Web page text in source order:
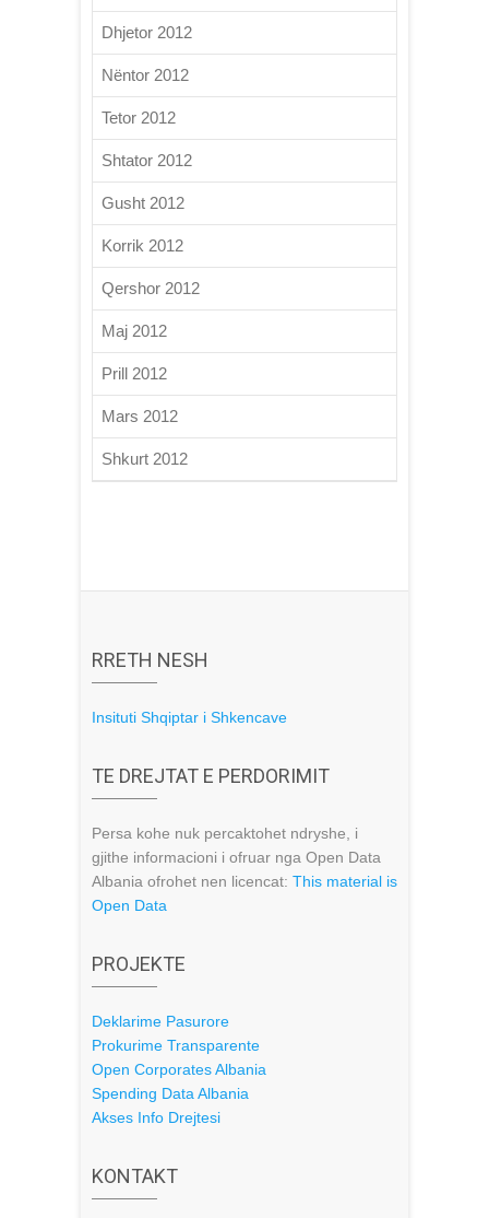
Dhjetor 2012
Nëntor 2012
Tetor 2012
Shtator 2012
Gusht 2012
Korrik 2012
Qershor 2012
Maj 2012
Prill 2012
Mars 2012
Shkurt 2012
RRETH NESH
Insituti Shqiptar i Shkencave
TE DREJTAT E PERDORIMIT
Persa kohe nuk percaktohet ndryshe, i
gjithe informacioni i ofruar nga Open Data
Albania ofrohet nen licencat: This material is
Open Data
PROJEKTE
Deklarime Pasurore
Prokurime Transparente
Open Corporates Albania
Spending Data Albania
Akses Info Drejtesi
KONTAKT